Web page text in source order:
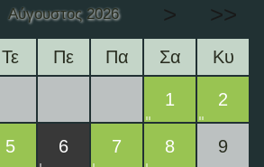
Αύγουστος 2026 > >>
Τε Πε Πα Σα Κυ
1 2
5 6 7 8 9